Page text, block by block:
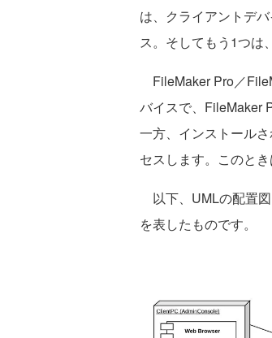
は、クライアントデ
ス。そしてもう1つは
FileMaker Pro／
バイスで、FileMaker
一方、インストール
セスします。このと
以下、UMLの配置
を表したものです。